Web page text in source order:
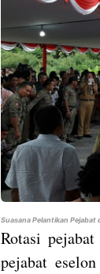
Suasana Pelantikan Pejabat
Rotasi
pejabat